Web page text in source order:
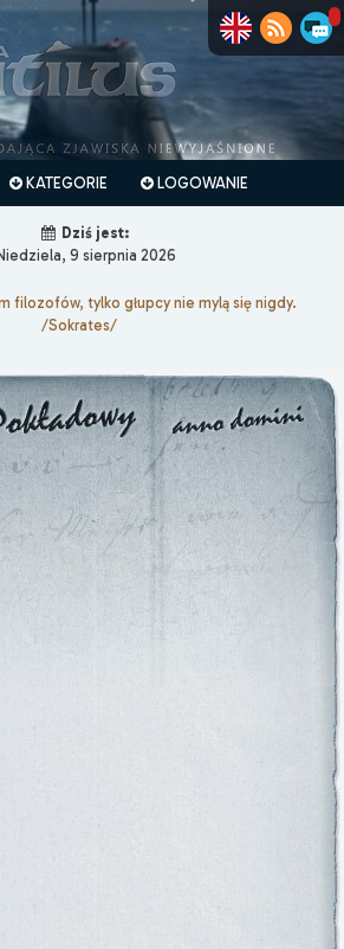
KATEGORIE LOGOWANIE
Dziś jest:
9 sierpnia 2026
filozofów, tylko głupcy nie mylą się nigdy.
/Sokrates/